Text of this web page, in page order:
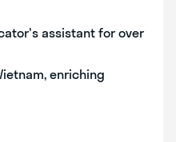
assistant for over
enriching